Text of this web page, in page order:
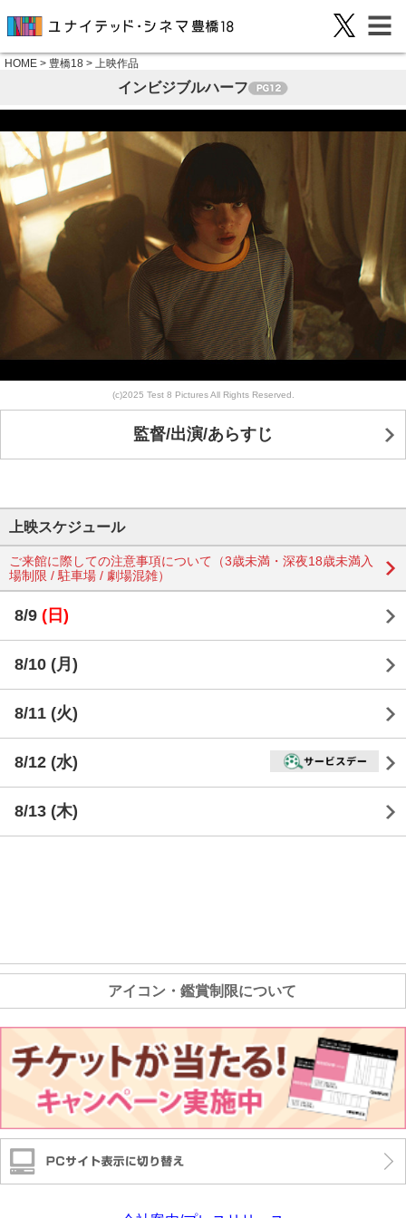
HOME > 豊橋18 > 上映作品
インビジブルハーフ
(c)2025 Test 8 Pictures All Rights Reserved.
監督/出演/あらすじ
上映スケジュール
ご来館に際しての注意事項について（3歳未満・深夜18歳未満入
場制限 / 駐車場 / 劇場混雑）
8/9 (日)
8/10 (月)
8/11 (火)
8/12 (水)
8/13 (木)
アイコン・鑑賞制限について